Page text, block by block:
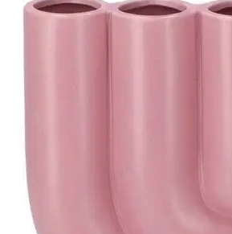
Geen producten in de winkelwagen.